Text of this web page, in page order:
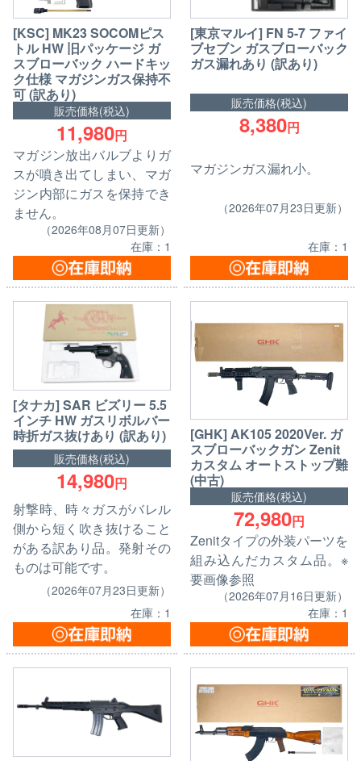
[KSC] MK23 SOCOMピス
トル HW 旧パッケージ ガ
スブローバック ハードキッ
ク仕様 マガジンガス保持不
可 (訳あり)
販売価格(税込)
11,980円
マガジン放出バルブよりガ
スが噴き出てしまい、マガ
ジン内部にガスを保持でき
ません。
（2026年08月07日更新）
在庫：1
[東京マルイ] FN 5-7 ファイ
ブセブン ガスブローバック
ガス漏れあり (訳あり)
販売価格(税込)
8,380円
マガジンガス漏れ小。
（2026年07月23日更新）
在庫：1
[タナカ] SAR ビズリー 5.5
インチ HW ガスリボルバー
時折ガス抜けあり (訳あり)
販売価格(税込)
14,980円
射撃時、時々ガスがバレル
側から短く吹き抜けること
がある訳あり品。発射その
ものは可能です。
（2026年07月23日更新）
在庫：1
[GHK] AK105 2020Ver. ガ
スブローバックガン Zenit
カスタム オートストップ難
(中古)
販売価格(税込)
72,980円
Zenitタイプの外装パーツを
組み込んだカスタム品。※
要画像参照
（2026年07月16日更新）
在庫：1